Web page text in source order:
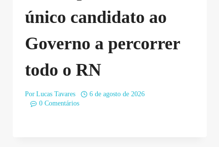
único candidato ao
Governo a percorrer
todo o RN
Por Lucas Tavares
6 de agosto de 2026
0 Comentários